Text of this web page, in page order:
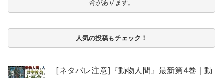
合があります。
人気の投稿もチェック！
[ネタバレ注意]『動物人間』最新第4巻｜動